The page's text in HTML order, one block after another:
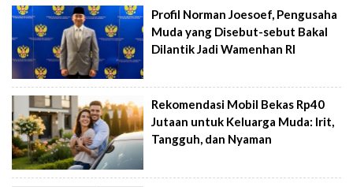
Profil Norman Joesoef, Pengusaha
Muda yang Disebut-sebut Bakal
Dilantik Jadi Wamenhan RI
Rekomendasi Mobil Bekas Rp40
Jutaan untuk Keluarga Muda: Irit,
Tangguh, dan Nyaman